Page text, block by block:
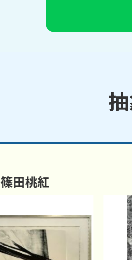
篠田桃紅